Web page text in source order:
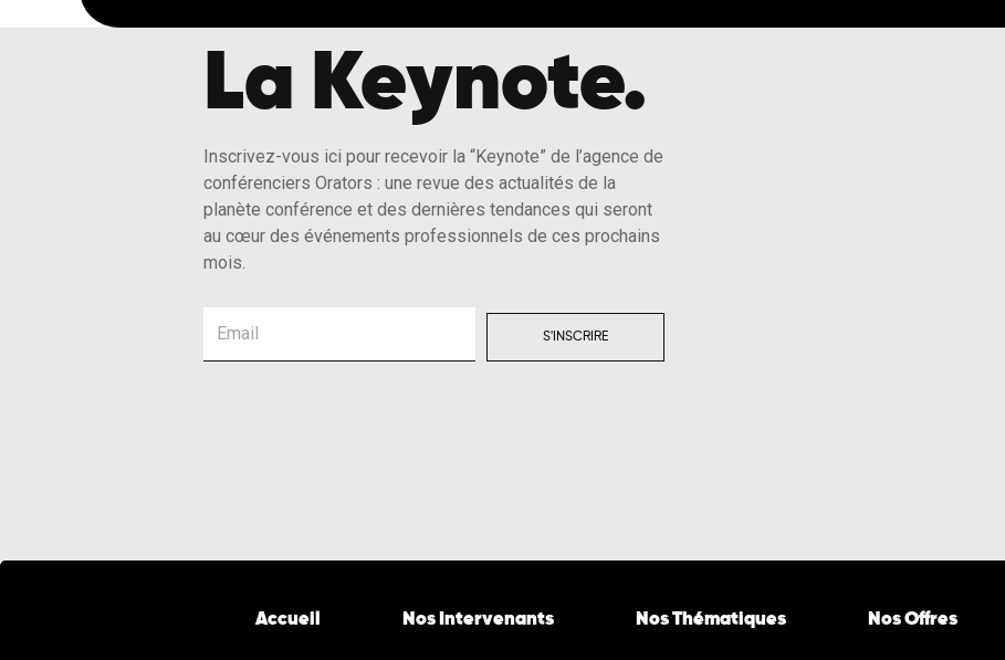
La Keynote.
Inscrivez-vous ici pour recevoir la “Keynote” de l’agence de
conférenciers Orators : une revue des actualités de la
planète conférence et des dernières tendances qui seront
au cœur des événements professionnels de ces prochains
mois.
S'INSCRIRE
Accueil Nos Intervenants Nos Thématiques Nos Offres